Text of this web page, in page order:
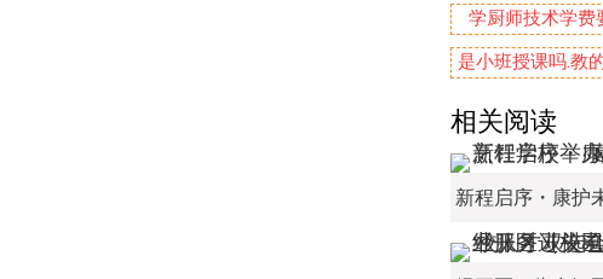
学厨师技术学费
是小班授课吗.教
相关阅读